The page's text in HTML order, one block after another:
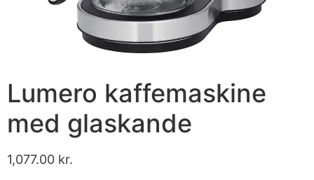
Lumero kaffemaskine
med glaskande
1,077.00 kr.